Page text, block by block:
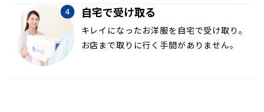
自宅で受け取る
キレイになったお洋服を自宅で受け取り。
お店まで取りに行く手間がありません。